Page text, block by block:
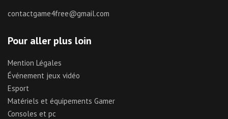
contactgame4free@gmail.com
Pour aller plus loin
Mention Légales
Événement jeux vidéo
Esport
Matériels et équipements Gamer
Consoles et pc